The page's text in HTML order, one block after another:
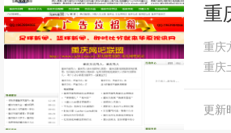
重
重庆
重庆
更新